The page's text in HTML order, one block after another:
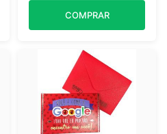
COMPRAR